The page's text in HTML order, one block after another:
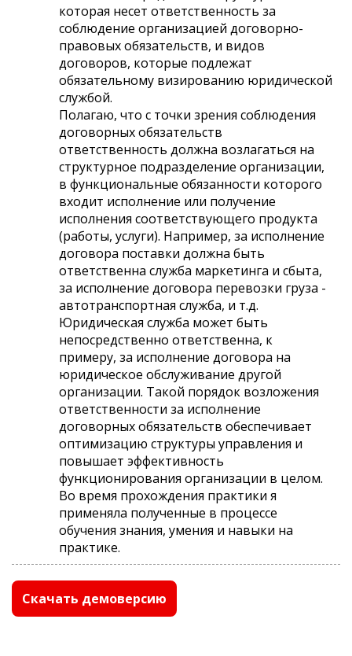
которая несет ответственность за
соблюдение организацией договорно-
правовых обязательств, и видов
договоров, которые подлежат
обязательному визированию юридической
службой.
Полагаю, что с точки зрения соблюдения
договорных обязательств
ответственность должна возлагаться на
структурное подразделение организации,
в функциональные обязанности которого
входит исполнение или получение
исполнения соответствующего продукта
(работы, услуги). Например, за исполнение
договора поставки должна быть
ответственна служба маркетинга и сбыта,
за исполнение договора перевозки груза -
автотранспортная служба, и т.д.
Юридическая служба может быть
непосредственно ответственна, к
примеру, за исполнение договора на
юридическое обслуживание другой
организации. Такой порядок возложения
ответственности за исполнение
договорных обязательств обеспечивает
оптимизацию структуры управления и
повышает эффективность
функционирования организации в целом.
Во время прохождения практики я
применяла полученные в процессе
обучения знания, умения и навыки на
практике.
Скачать демоверсию